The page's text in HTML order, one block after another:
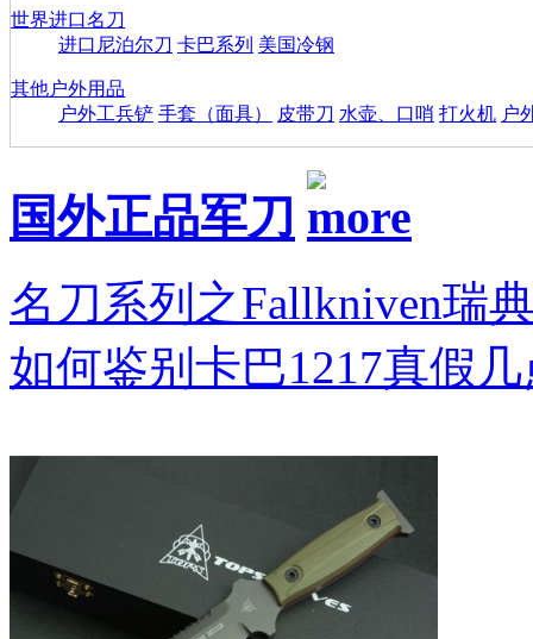
世界进口名刀
进口尼泊尔刀 卡巴系列 美国冷钢
其他户外用品
户外工兵铲 手套（面具） 皮带刀 水壶、口哨 打火机 户
国外正品军刀
名刀系列之Fallkniven瑞
如何鉴别卡巴1217真假